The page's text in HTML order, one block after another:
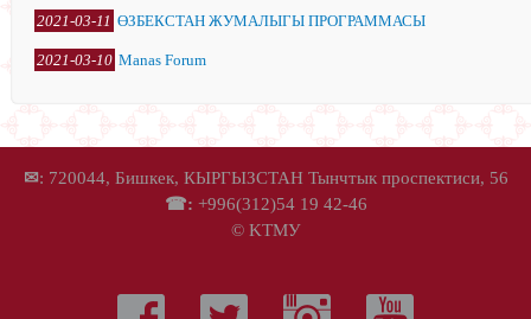
2021-03-11 ӨЗБЕКСТАН ЖУМАЛЫГЫ ПРОГРАММАСЫ
2021-03-10 Manas Forum
✉: 720044, Бишкек, КЫРГЫЗСТАН Тынчтык проспектиси, 56
☎: +996(312)54 19 42-46
© KTМУ